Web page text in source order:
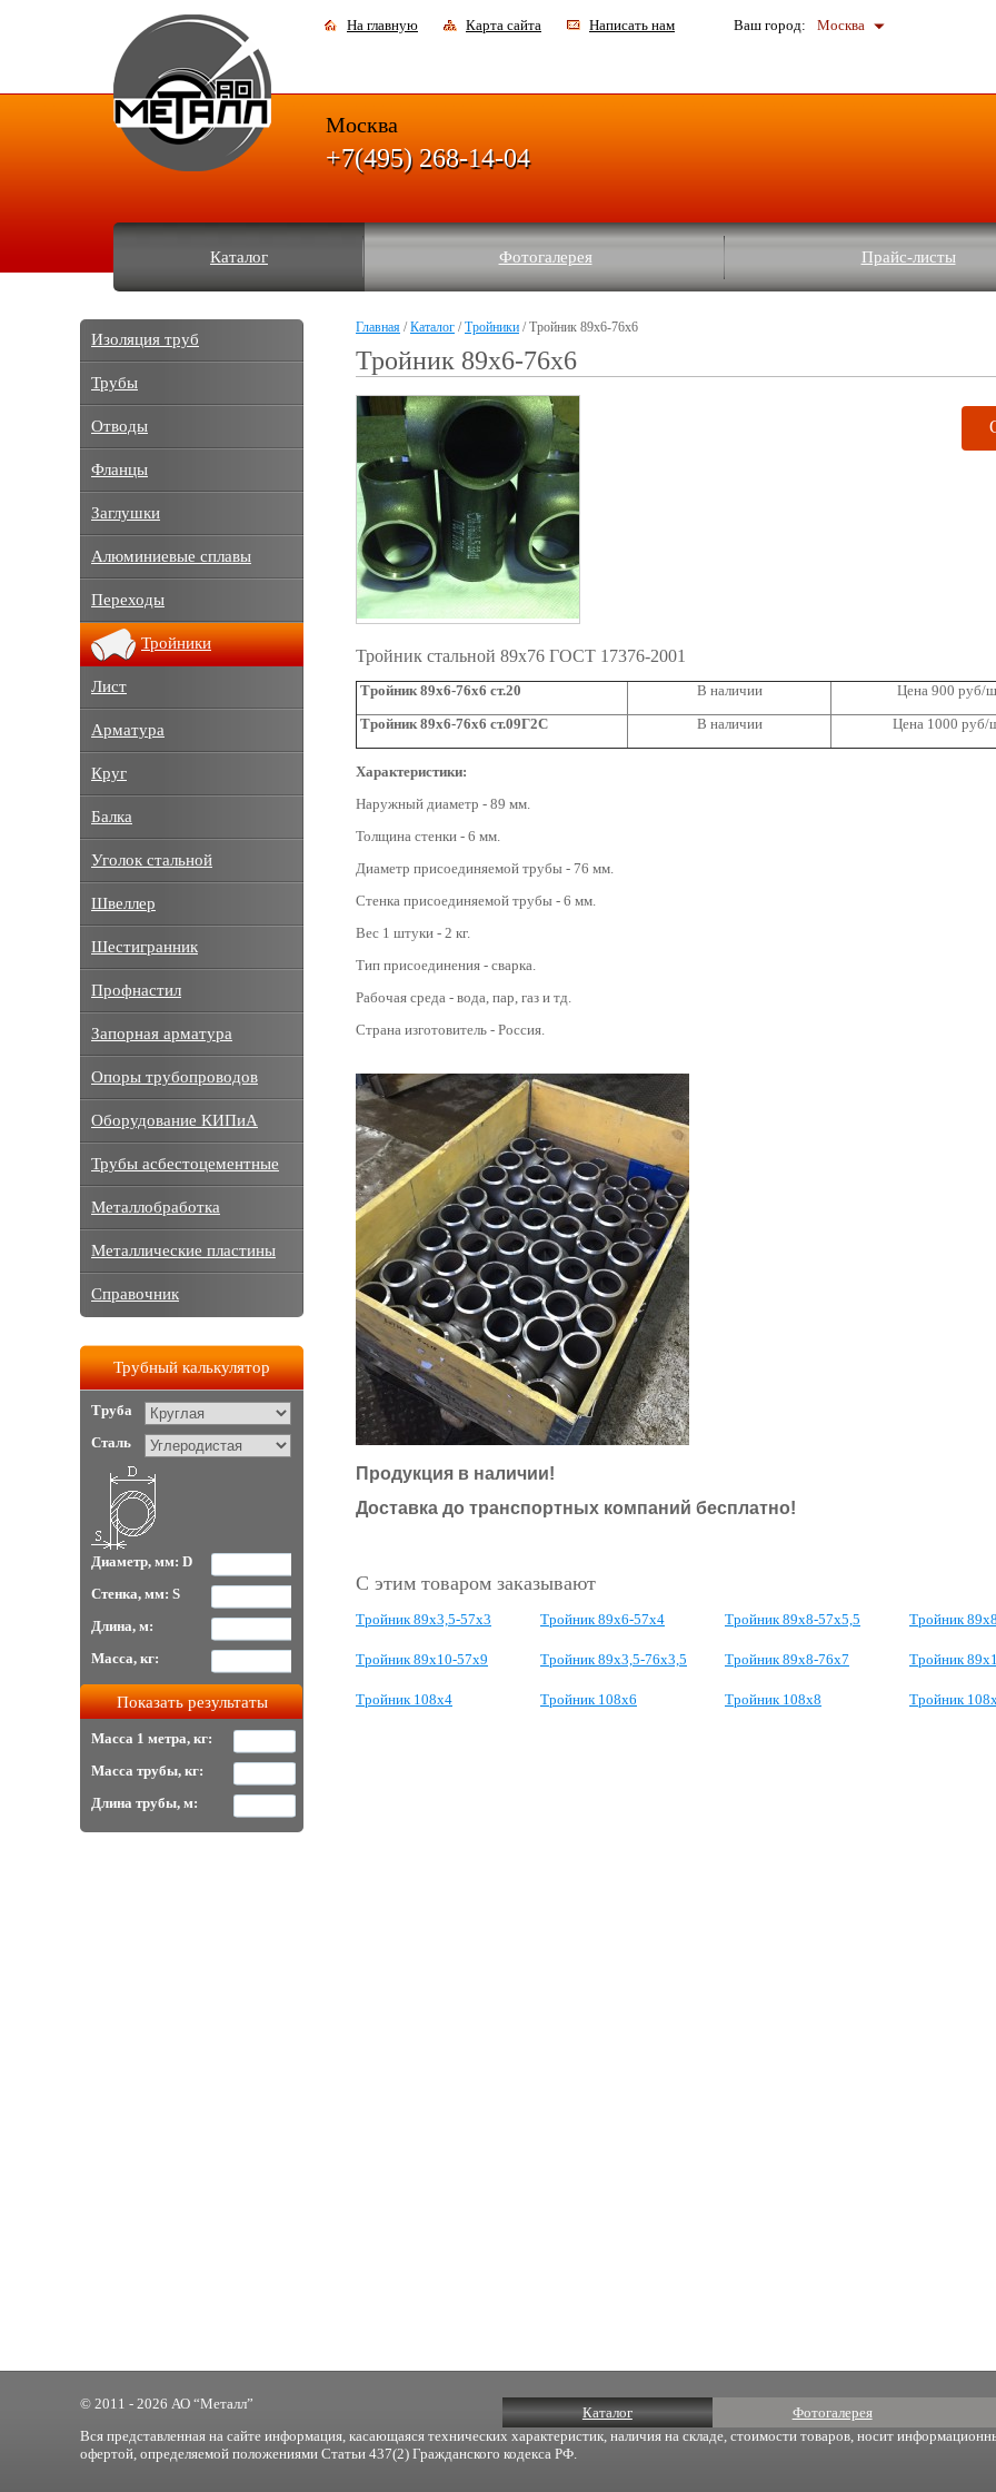
На главную Карта сайта Написать нам Ваш город: Москва
Каталог Фотогалерея Прайс-листы
Москва
+7(495) 268-14-04
Главная /Каталог /Тройники / Тройник 89х6-76х6
Тройник 89х6-76х6
Тройник стальной 89х76 ГОСТ 17376-2001
Тройник 89х6-76х6 ст.20 В наличии
Цена 900 руб/
Тройник 89х6-76х6 ст.09Г2С
В наличии Цена 1000 руб/
Характеристики:
Наружный диаметр - 89 мм.
Толщина стенки - 6 мм.
Диаметр присоединяемой трубы - 76 мм.
Стенка присоединяемой трубы - 6 мм.
Вес 1 штуки - 2 кг.
Тип присоединения - сварка.
Рабочая среда - вода, пар, газ и тд.
Страна изготовитель - Россия.
Продукция в наличии!
Доставка до транспортных компаний бесплатно!
С этим товаром заказывают
Тройник 89х3,5-57х3 Тройник 89х6-57х4 Тройник 89х8-57х5,5 Тройник
Тройник 89х10-57х9 Тройник 89х3,5-76х3,5 Тройник 89х8-76х7 Тройник
Тройник 108х4 Тройник 108х6 Тройник 108х8 Тройник
Изоляция труб
Трубы
Отводы
Фланцы
Заглушки
Алюминиевые сплавы
Переходы
Тройники
Лист
Арматура
Круг
Балка
Уголок стальной
Швеллер
Шестигранник
Профнастил
Запорная арматура
Опоры трубопроводов
Оборудование КИПиА
Трубы асбестоцементные
Металлобработка
Металлические пластины
Справочник
Трубный калькулятор
Труба
Сталь
Диаметр, мм: D
Стенка, мм: S
Длина, м:
Масса, кг:
Масса 1 метра, кг:
Масса трубы, кг:
Длина трубы, м:
Каталог Фотогалерея
© 2011 - 2026 АО “Металл”
Вся представленная на сайте информация, касающаяся технических характеристик, наличия на складе, стоимости товаров, носит
офертой, определяемой положениями Статьи 437(2) Гражданского кодекса РФ.